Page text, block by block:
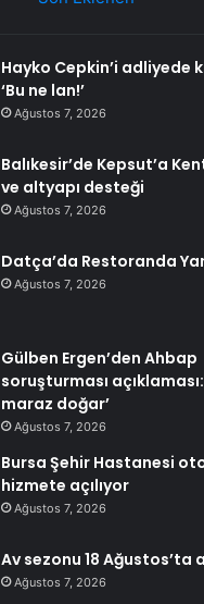
Hayko Cepkin’i adliyede
‘Bu ne lan!’
Ağustos 7, 2026
Balıkesir’de Kepsut’a
ve altyapı desteği
Ağustos 7, 2026
Datça’da Restoranda
Ağustos 7, 2026
Gülben Ergen’den Ahbap
soruşturması
maraz doğar’
Ağustos 7, 2026
Bursa Şehir Hastanesi
hizmete açılıyor
Ağustos 7, 2026
Av sezonu 18 Ağustos’ta
Ağustos 7, 2026